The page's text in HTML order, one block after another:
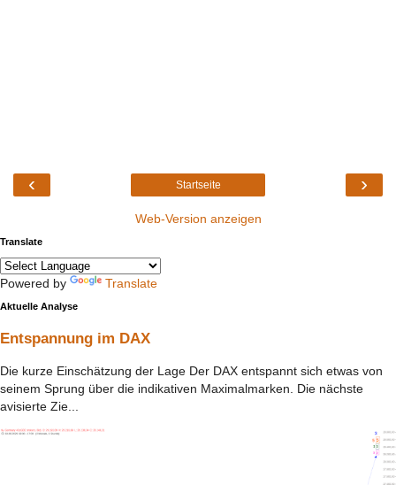
‹ ›
Startseite
Web-Version anzeigen
Translate
Powered by Translate
Aktuelle Analyse
Entspannung im DAX
Die kurze Einschätzung der Lage Der DAX entspannt sich etwas von
seinem Sprung über die indikativen Maximalmarken. Die nächste
avisierte Zie...